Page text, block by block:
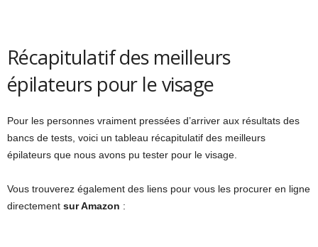
Récapitulatif des meilleurs
épilateurs pour le visage
Pour les personnes vraiment pressées d’arriver aux résultats des
bancs de tests, voici un tableau récapitulatif des meilleurs
épilateurs que nous avons pu tester pour le visage.
Vous trouverez également des liens pour vous les procurer en ligne
directement sur Amazon :